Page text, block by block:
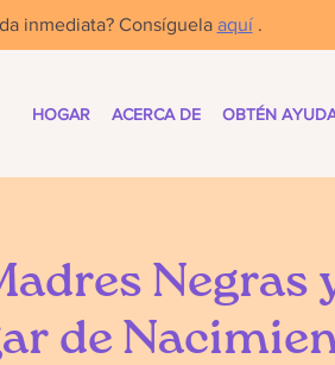
inmediata? Consíguela aquí.
HOGAR ACERCA DE OBTÉN
Negras
de